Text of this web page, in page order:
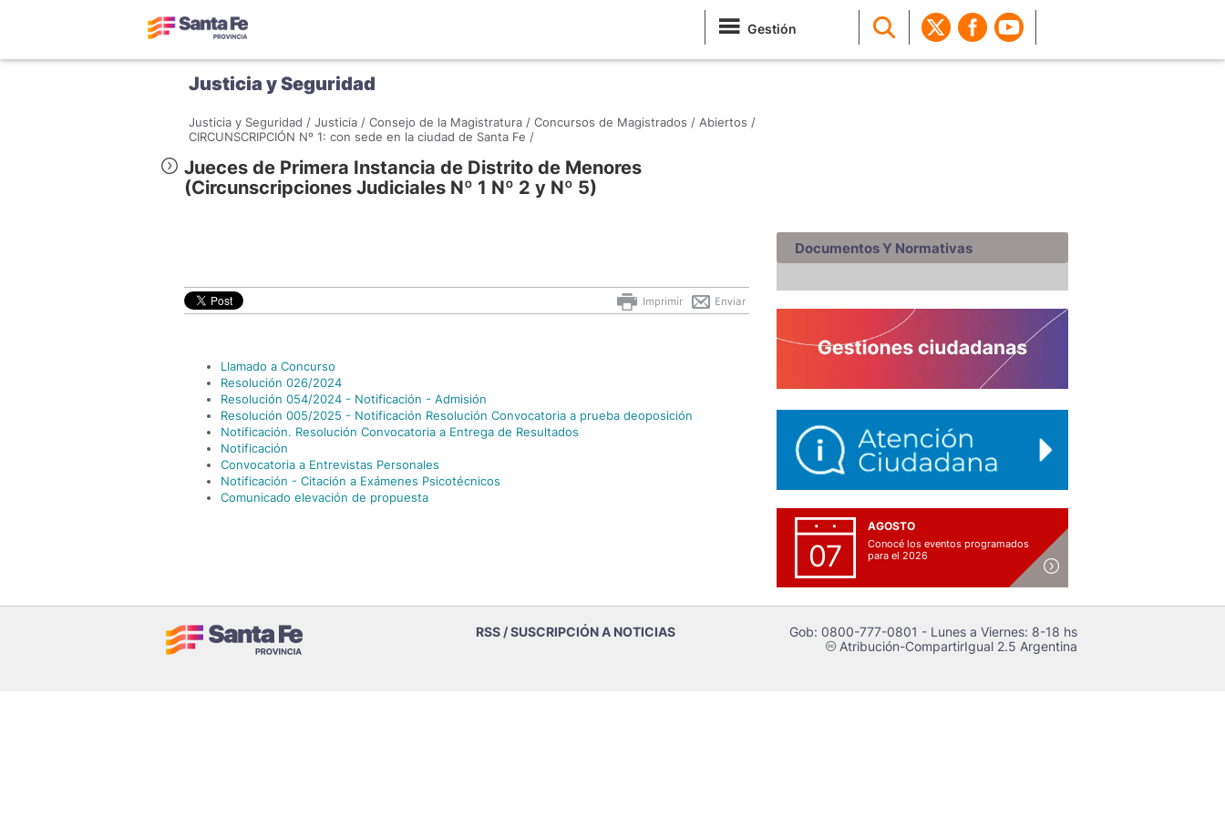
Gestión
Justicia y Seguridad
Justicia y Seguridad / Justicia / Consejo de la Magistratura / Concursos de Magistrados / Abiertos /
CIRCUNSCRIPCIÓN Nº 1: con sede en la ciudad de Santa Fe /
Jueces de Primera Instancia de Distrito de Menores
(Circunscripciones Judiciales Nº 1 Nº 2 y Nº 5)
Enviar
Imprimir
Llamado a Concurso
Resolución 026/2024
Resolución 054/2024 - Notificación - Admisión
Resolución 005/2025 - Notificación Resolución Convocatoria a prueba deoposición
Notificación. Resolución Convocatoria a Entrega de Resultados
Notificación
Convocatoria a Entrevistas Personales
Notificación - Citación a Exámenes Psicotécnicos
Comunicado elevación de propuesta
Documentos Y Normativas
07
AGOSTO
Conocé los eventos programados
para el 2026
RSS / SUSCRIPCIÓN A NOTICIAS Gob: 0800-777-0801 - Lunes a Viernes: 8-18 hs
cAtribución-CompartirIgual 2.5 Argentina